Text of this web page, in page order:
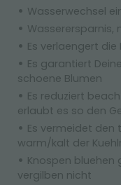
Wasserwechsel
Wasserersparnis,
Es verlaengert
Es garantiert
schoene Blumen
Es reduziert
erlaubt es so den
Es vermeidet den
warm/kalt der
Knospen bluehen
vergilben nicht